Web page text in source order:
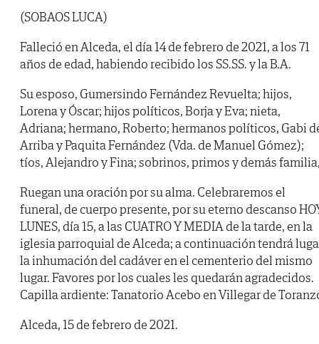
(SOBAOS LUCA)
Falleció en Alceda, el día 14 de febrero de 2021, a los 71
años de edad, habiendo recibido los SS.SS. y la B.A.
Su esposo, Gumersindo Fernández Revuelta; hijos,
Lorena y Óscar; hijos políticos, Borja y Eva; nieta,
Adriana; hermano, Roberto; hermanos políticos, Gabi
Arriba y Paquita Fernández (Vda. de Manuel Gómez);
tíos, Alejandro y Fina; sobrinos, primos y demás
Ruegan una oración por su alma. Celebraremos el
funeral, de cuerpo presente, por su eterno descanso
LUNES, día 15, a las CUATRO Y MEDIA de la tarde, en la
iglesia parroquial de Alceda; a continuación tendrá
la inhumación del cadáver en el cementerio del mismo
lugar. Favores por los cuales les quedarán agradecidos.
Capilla ardiente: Tanatorio Acebo en Villegar de
Alceda, 15 de febrero de 2021.